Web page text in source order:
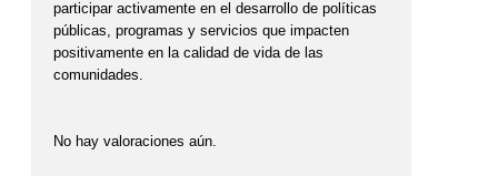
participar activamente en el desarrollo de políticas
públicas, programas y servicios que impacten
positivamente en la calidad de vida de las
comunidades.
No hay valoraciones aún.